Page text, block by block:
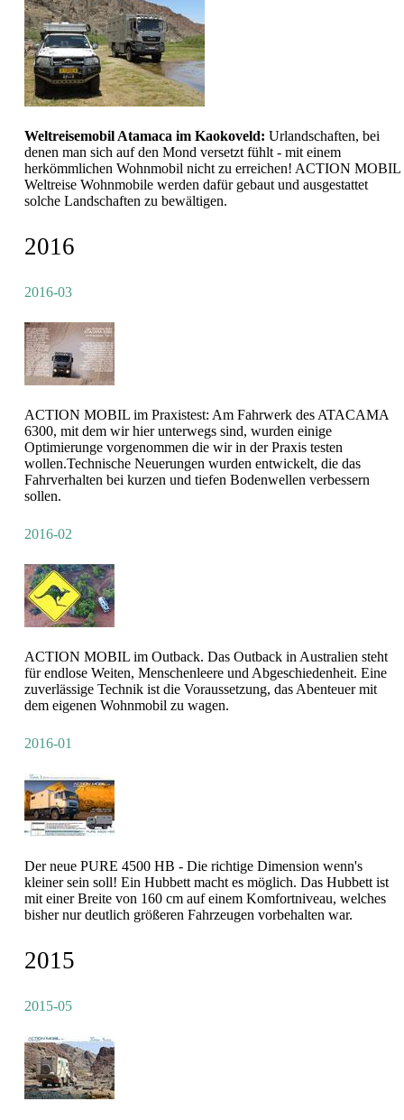
Weltreisemobil Atamaca im Kaokoveld: Urlandschaften, bei
denen man sich auf den Mond versetzt fühlt - mit einem
herkömmlichen Wohnmobil nicht zu erreichen! ACTION MOBIL
Weltreise Wohnmobile werden dafür gebaut und ausgestattet
solche Landschaften zu bewältigen.
2016
2016-03
ACTION MOBIL im Praxistest: Am Fahrwerk des ATACAMA
6300, mit dem wir hier unterwegs sind, wurden einige
Optimierunge vorgenommen die wir in der Praxis testen
wollen.Technische Neuerungen wurden entwickelt, die das
Fahrverhalten bei kurzen und tiefen Bodenwellen verbessern
sollen.
2016-02
ACTION MOBIL im Outback. Das Outback in Australien steht
für endlose Weiten, Menschenleere und Abgeschiedenheit. Eine
zuverlässige Technik ist die Voraussetzung, das Abenteuer mit
dem eigenen Wohnmobil zu wagen.
2016-01
Der neue PURE 4500 HB - Die richtige Dimension wenn's
kleiner sein soll! Ein Hubbett macht es möglich. Das Hubbett ist
mit einer Breite von 160 cm auf einem Komfortniveau, welches
bisher nur deutlich größeren Fahrzeugen vorbehalten war.
2015
2015-05